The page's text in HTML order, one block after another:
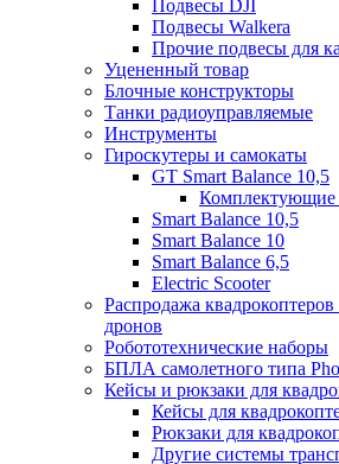
Подвесы DJI
Подвесы Walkera
Прочие подвесы для
Уцененный товар
Блочные конструкторы
Танки радиоуправляемые
Инструменты
Гироскутеры и самокаты
GT Smart Balance 10,5
Комплектующие
Smart Balance 10,5
Smart Balance 10
Smart Balance 6,5
Electric Scooter
Распродажа квадрокоптеров
дронов
Робототехнические наборы
БПЛА самолетного типа
Кейсы и рюкзаки для
Кейсы для
Рюкзаки для
Другие системы